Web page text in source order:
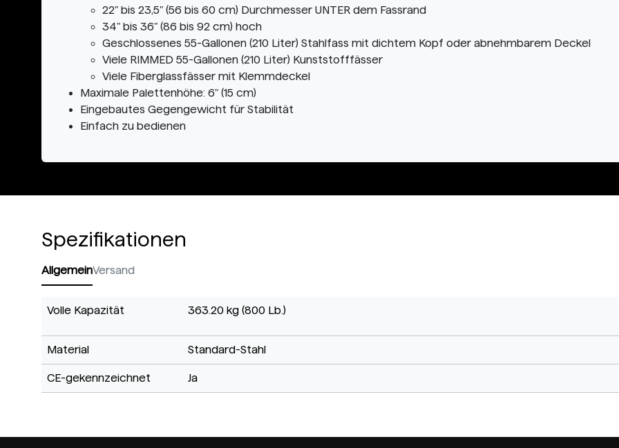
22" bis 23,5" (56 bis 60 cm) Durchmesser UNTER dem Fassrand
34" bis 36" (86 bis 92 cm) hoch
Geschlossenes 55-Gallonen (210 Liter) Stahlfass mit dichtem Kopf oder abnehmbarem Deckel
Viele RIMMED 55-Gallonen (210 Liter) Kunststofffässer
Viele Fiberglassfässer mit Klemmdeckel
Maximale Palettenhöhe: 6" (15 cm)
Eingebautes Gegengewicht für Stabilität
Einfach zu bedienen
Spezifikationen
AllgemeinVersand
Volle Kapazität 363.20 kg (800 Lb.)
Material Standard-Stahl
CE-gekennzeichnet Ja